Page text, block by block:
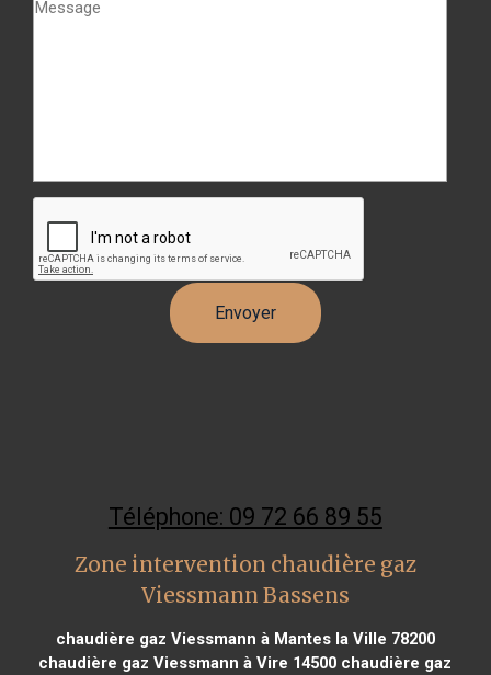
Téléphone: 09 72 66 89 55
Zone intervention chaudière gaz
Viessmann Bassens
chaudière gaz Viessmann à Mantes la Ville 78200
chaudière gaz Viessmann à Vire 14500 chaudière gaz